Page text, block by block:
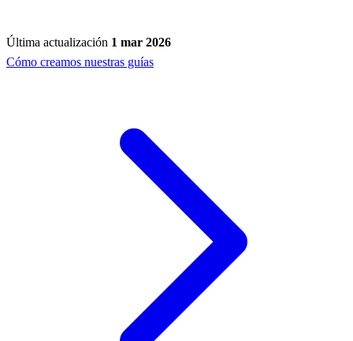
Última actualización 1 mar 2026
Cómo creamos nuestras guías